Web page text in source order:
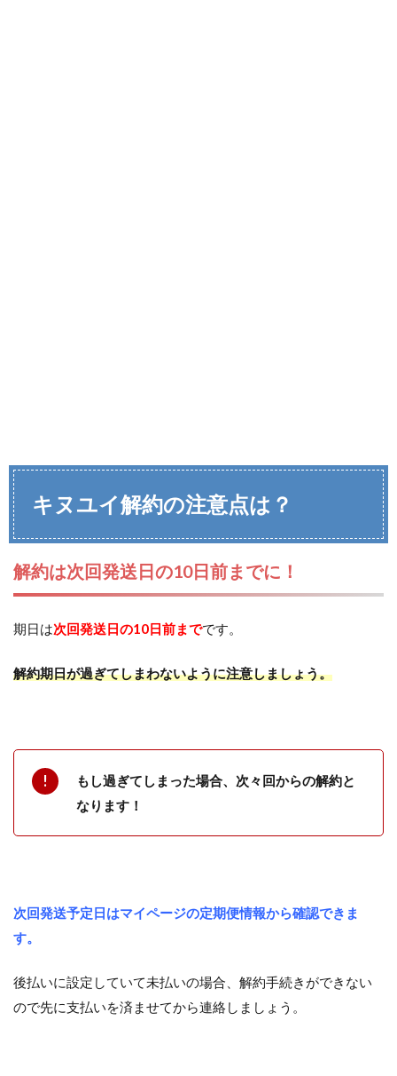
キヌユイ解約の注意点は？
解約は次回発送日の10日前までに！
期日は次回発送日の10日前までです。
解約期日が過ぎてしまわないように注意しましょう。
もし過ぎてしまった場合、次々回からの解約と
なります！
次回発送予定日はマイページの定期便情報から確認できま
す。
後払いに設定していて未払いの場合、解約手続きができない
ので先に支払いを済ませてから連絡しましょう。